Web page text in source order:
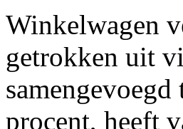
Winkelwagen
getrokken uit
procent, heeft